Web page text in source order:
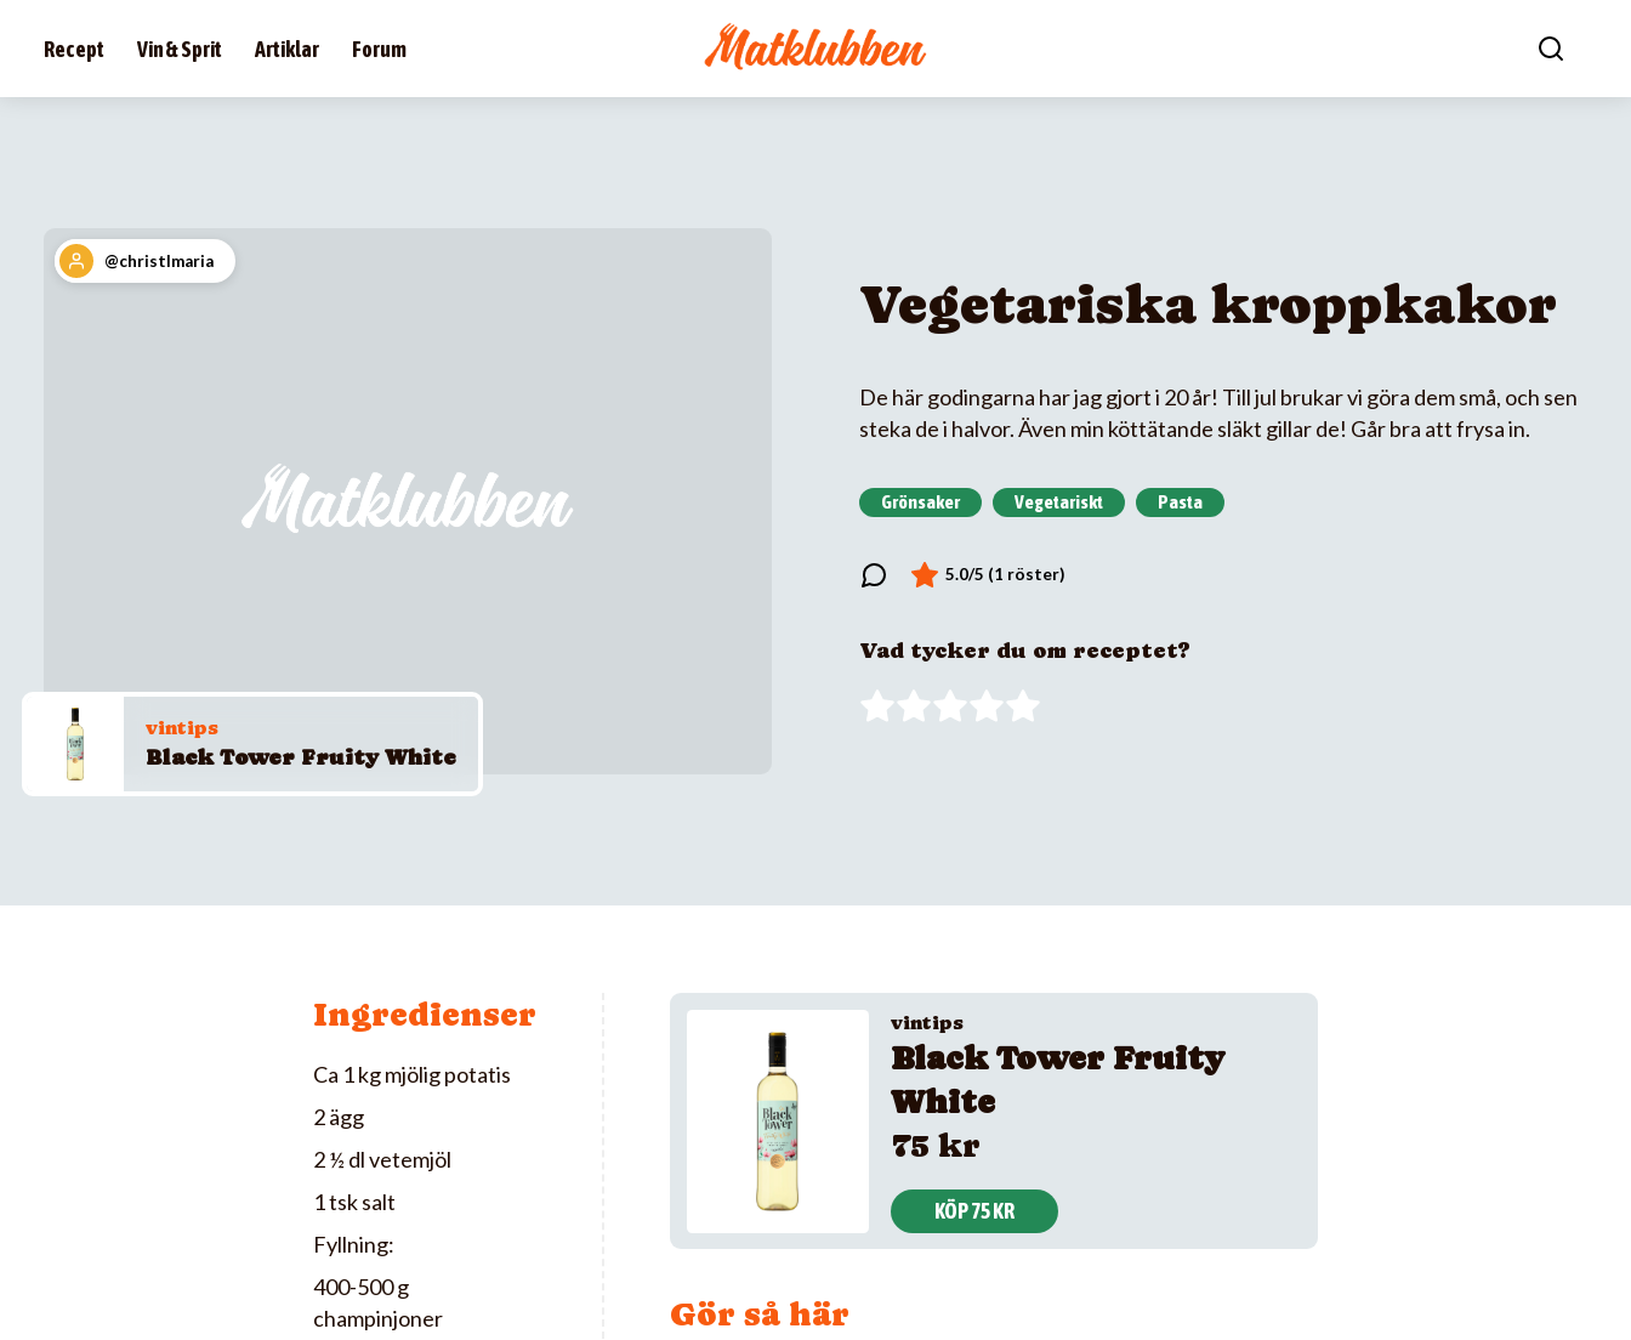
Recept Vin & Sprit Artiklar Forum
@christlmaria
vintips
Black Tower Fruity White
Vegetariska kroppkakor
De här godingarna har jag gjort i 20 år! Till jul brukar vi göra dem små, och sen
steka de i halvor. Även min köttätande släkt gillar de! Går bra att frysa in.
Grönsaker Vegetariskt Pasta
Vad tycker du om receptet?
Ingredienser
Ca 1 kg mjölig potatis
2 ägg
2 ½ dl vetemjöl
1 tsk salt
Fyllning:
400-500 g
champinjoner
vintips
Black Tower Fruity
White
75 kr
KÖP 75 KR
Gör så här